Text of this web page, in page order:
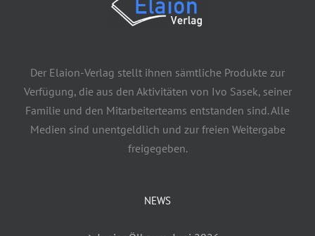
Der Elaion-Verlag stellt ihnen sämtliche Produkte zur
Verfügung, die aus den Aktivitäten von Ivo Sasek, seiner
Familie und den Mitarbeiterteams entstanden sind. Alle
Medien sind unentgeldlich und zur freien Weitergabe
freigegeben.
NEWS